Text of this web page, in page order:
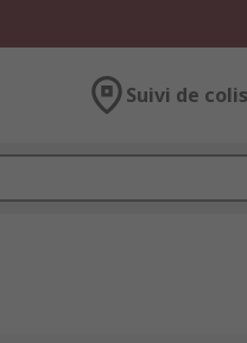
Suivi de colis